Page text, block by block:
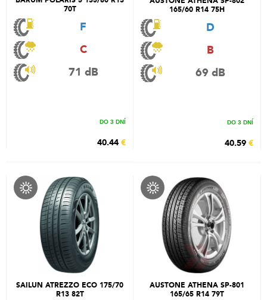
70T
F
C
71 dB
DO 3 DNÍ
40.44 €
165/60 R14 75H
D
B
69 dB
DO 3 DNÍ
40.59 €
SAILUN ATREZZO ECO 175/70
R13 82T
AUSTONE ATHENA SP-801
165/65 R14 79T